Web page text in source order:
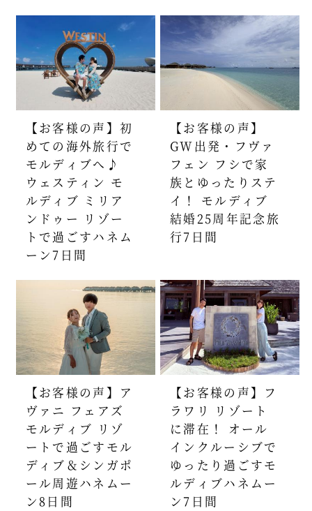
【お客様の声】初
めての海外旅行で
モルディブへ♪
ウェスティン モ
ルディブ ミリア
ンドゥー リゾー
トで過ごすハネム
ーン7日間
【お客様の声】
GW出発・フヴァ
フェン フシで家
族とゆったりステ
イ！ モルディブ
結婚25周年記念旅
行7日間
【お客様の声】ア
ヴァニ フェアズ
モルディブ リゾ
ートで過ごすモル
ディブ＆シンガポ
ール周遊ハネムー
ン8日間
【お客様の声】フ
ラワリ リゾート
に滞在！ オール
インクルーシブで
ゆったり過ごすモ
ルディブハネムー
ン7日間